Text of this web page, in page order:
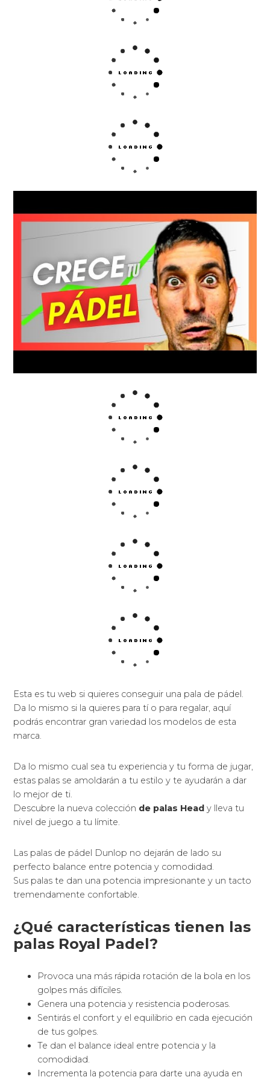
Esta es tu web si quieres conseguir una pala de pádel.
Da lo mismo si la quieres para tí o para regalar, aquí
podrás encontrar gran variedad los modelos de esta
marca.
Da lo mismo cual sea tu experiencia y tu forma de jugar,
estas palas se amoldarán a tu estilo y te ayudarán a dar
lo mejor de ti.
Descubre la nueva colección de palas Head y lleva tu
nivel de juego a tu límite.
Las palas de pádel Dunlop no dejarán de lado su
perfecto balance entre potencia y comodidad.
Sus palas te dan una potencia impresionante y un tacto
tremendamente confortable.
¿Qué características tienen las
palas Royal Padel?
Provoca una más rápida rotación de la bola en los
golpes más difíciles.
Genera una potencia y resistencia poderosas.
Sentirás el confort y el equilibrio en cada ejecución
de tus golpes.
Te dan el balance ideal entre potencia y la
comodidad.
Incrementa la potencia para darte una ayuda en